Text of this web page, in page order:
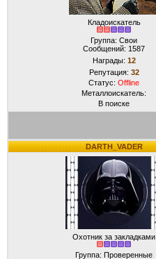
Кладоискатель
Группа: Свои
Сообщений: 1587
Награды: 12
Репутация: 32
Статус: Offline
Металлоискатель:
В поиске
DARTH_VADER
Охотник за закладками
Группа: Проверенные